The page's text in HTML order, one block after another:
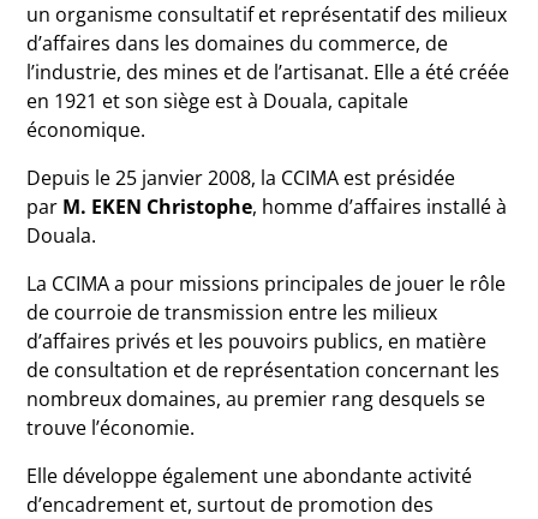
un organisme consultatif et représentatif des milieux
d’affaires dans les domaines du commerce, de
l’industrie, des mines et de l’artisanat. Elle a été créée
en 1921 et son siège est à Douala, capitale
économique.
Depuis le 25 janvier 2008, la CCIMA est présidée
par M. EKEN Christophe, homme d’affaires installé à
Douala.
La CCIMA a pour missions principales de jouer le rôle
de courroie de transmission entre les milieux
d’affaires privés et les pouvoirs publics, en matière
de consultation et de représentation concernant les
nombreux domaines, au premier rang desquels se
trouve l’économie.
Elle développe également une abondante activité
d’encadrement et, surtout de promotion des